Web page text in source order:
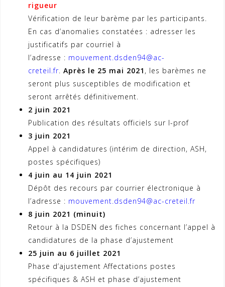
rigueur
Vérification de leur barème par les participants.
En cas d’anomalies constatées : adresser les
justificatifs par courriel à
l’adresse : mouvement.dsden94@ac-
creteil.fr. Après le 25 mai 2021 , les barèmes ne
seront plus susceptibles de modification et
seront arrêtés définitivement.
2 juin 2021
Publication des résultats officiels sur I-prof
3 juin 2021
Appel à candidatures (intérim de direction, ASH,
postes spécifiques)
4 juin au 14 juin 2021
Dépôt des recours par courrier électronique à
l’adresse : mouvement.dsden94@ac-creteil.fr
8 juin 2021 (minuit)
Retour à la DSDEN des fiches concernant l’appel à
candidatures de la phase d’ajustement
25 juin au 6 juillet 2021
Phase d’ajustement Affectations postes
spécifiques & ASH et phase d’ajustement